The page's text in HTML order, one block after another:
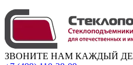
ЗВОНИТЕ НАМ КАЖДЫЙ